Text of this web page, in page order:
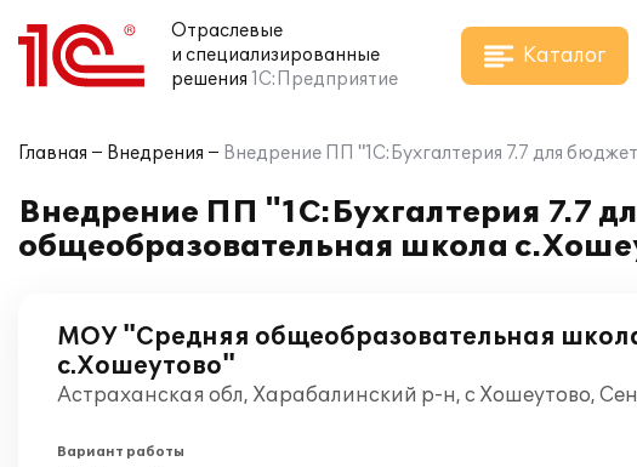
Отраслевые
и специализированные
решения 1С:Предприятие
Каталог
Главная Внедрения Внедрение ПП "1С:Бухгалтерия 7.7 для
Внедрение ПП "1С:Бухгалтерия 7.7
общеобразовательная школа
МОУ "Средняя общеобразовательная
с.Хошеутово"
Астраханская обл, Харабалинский р-н, с Хошеутово,
Вариант работы